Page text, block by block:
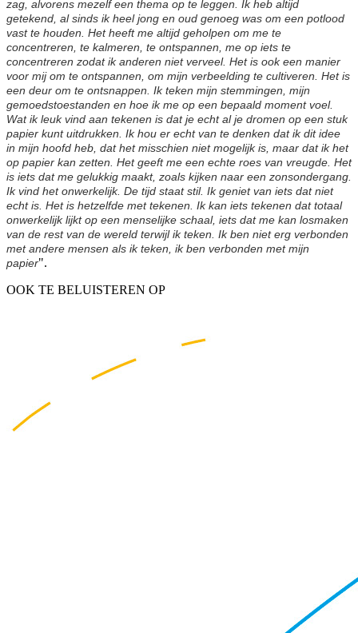
zag, alvorens mezelf een thema op te leggen. Ik heb altijd
getekend, al sinds ik heel jong en oud genoeg was om een potlood
vast te houden. Het heeft me altijd geholpen om me te
concentreren, te kalmeren, te ontspannen, me op iets te
concentreren zodat ik anderen niet verveel. Het is ook een manier
voor mij om te ontspannen, om mijn verbeelding te cultiveren. Het is
een deur om te ontsnappen. Ik teken mijn stemmingen, mijn
gemoedstoestanden en hoe ik me op een bepaald moment voel.
Wat ik leuk vind aan tekenen is dat je echt al je dromen op een stuk
papier kunt uitdrukken. Ik hou er echt van te denken dat ik dit idee
in mijn hoofd heb, dat het misschien niet mogelijk is, maar dat ik het
op papier kan zetten. Het geeft me een echte roes van vreugde. Het
is iets dat me gelukkig maakt, zoals kijken naar een zonsondergang.
Ik vind het onwerkelijk. De tijd staat stil. Ik geniet van iets dat niet
echt is. Het is hetzelfde met tekenen. Ik kan iets tekenen dat totaal
onwerkelijk lijkt op een menselijke schaal, iets dat me kan losmaken
van de rest van de wereld terwijl ik teken. Ik ben niet erg verbonden
met andere mensen als ik teken, ik ben verbonden met mijn
papier".
OOK TE BELUISTEREN OP